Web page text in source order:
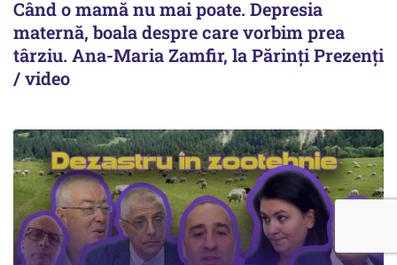
Când o mamă nu mai poate. Depresia
maternă, boala despre care vorbim prea
târziu. Ana-Maria Zamfir, la Părinți Prezenți
/ video